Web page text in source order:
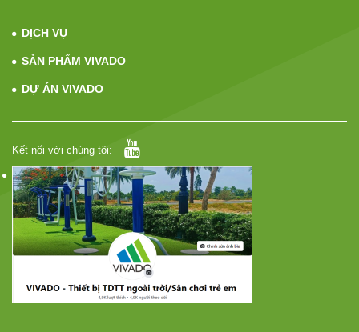
DỊCH VỤ
SẢN PHẨM VIVADO
DỰ ÁN VIVADO
Kết nối với chúng tôi: